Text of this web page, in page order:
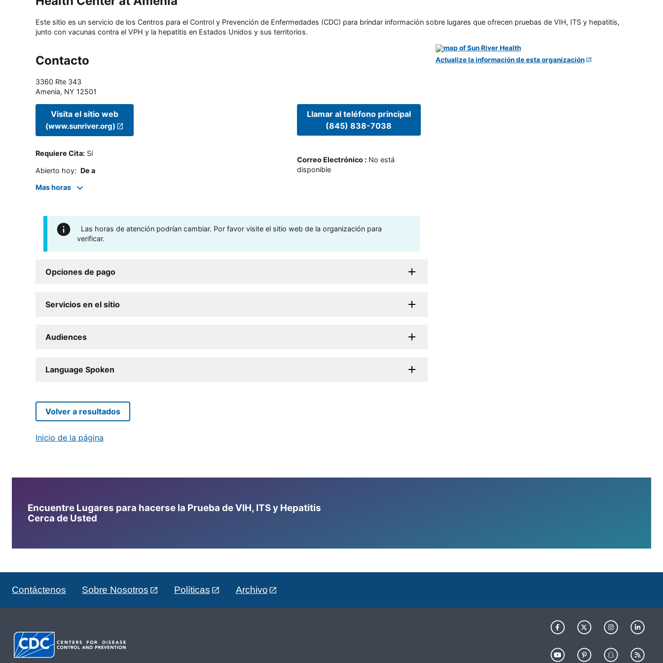
Este sitio es un servicio de los Centros para el Control y Prevención de Enfermedades (CDC) para brindar información sobre lugares que ofrecen pruebas de VIH, ITS y hepatitis,
junto con vacunas contra el VPH y la hepatitis en Estados Unidos y sus territorios.
Contacto
3360 Rte 343
Amenia, NY 12501
Visita el sitio web
(www.sunriver.org)
Requiere Cita: Sí
Abierto hoy: De a
Mas horas
Llamar al teléfono principal
(845) 838-7038
Correo Electrónico: No está
disponible
Las horas de atención podrían cambiar. Por favor visite el sitio web de la organización para
verificar.
Opciones de pago
Servicios en el sitio
Audiences
Language Spoken
Actualize la información de esta organización
Volver a resultados
Inicio de la página
Encuentre Lugares para hacerse la Prueba de VIH, ITS y Hepatitis
Cerca de Usted
Contáctenos Sobre Nosotros Políticas Archivo